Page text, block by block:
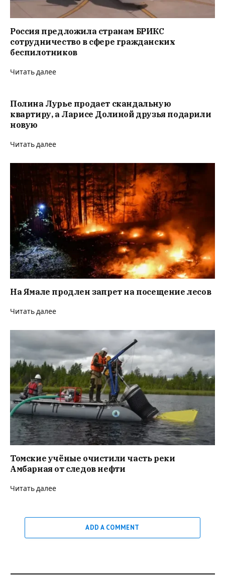
Россия предложила странам БРИКС
сотрудничество в сфере гражданских
беспилотников
Читать далее
Полина Лурье продает скандальную
квартиру, а Ларисе Долиной друзья подарили
новую
Читать далее
На Ямале продлен запрет на посещение лесов
Читать далее
Томские учёные очистили часть реки
Амбарная от следов нефти
Читать далее
ADD A COMMENT